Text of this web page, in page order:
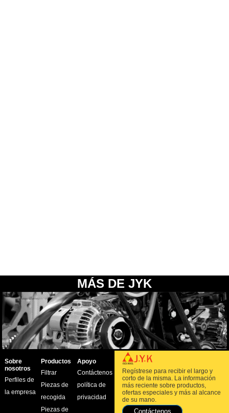
MÁS DE JYK
Sobre
nosotros
Perfiles de
la empresa
Productos
Filtrar
Piezas de
recogida
Piezas de
Apoyo
Contáctenos
política de
privacidad
Regístrese para recibir el largo y
corto de la misma. La información
más reciente sobre productos,
ofertas especiales y más al alcance
de su mano.